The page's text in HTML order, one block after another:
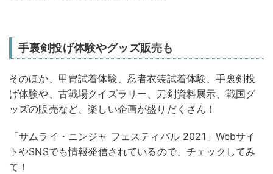
手裏剣投げ体験やグッズ販売も
そのほか、甲冑試着体験、忍者衣装試着体験、手裏剣投
げ体験や、古戦場クイズラリー、刀剣資料展示、戦国グ
ッズの販売など、楽しい企画が盛りだくさん！
「サムライ・ニンジャ フェスティバル 2021」Webサイ
トやSNSでも情報発信されているので、チェックしてみ
て！